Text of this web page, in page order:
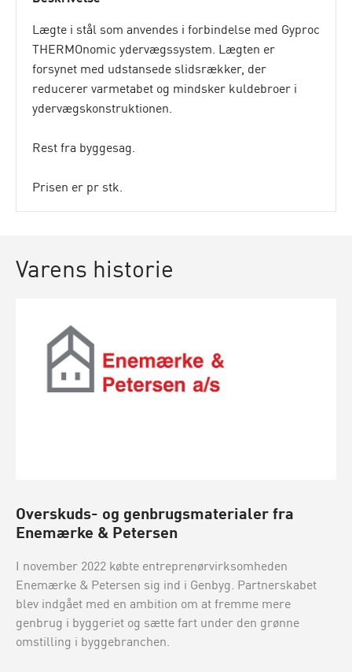
Lægte i stål som anvendes i forbindelse med Gyproc
THERMOnomic ydervægssystem. Lægten er
forsynet med udstansede slidsrækker, der
reducerer varmetabet og mindsker kuldebroer i
ydervægskonstruktionen.
Rest fra byggesag.
Prisen er pr stk.
Varens historie
Overskuds- og genbrugsmaterialer fra
Enemærke & Petersen
I november 2022 købte entreprenørvirksomheden
Enemærke & Petersen sig ind i Genbyg. Partnerskabet
blev indgået med en ambition om at fremme mere
genbrug i byggeriet og sætte fart under den grønne
omstilling i byggebranchen.